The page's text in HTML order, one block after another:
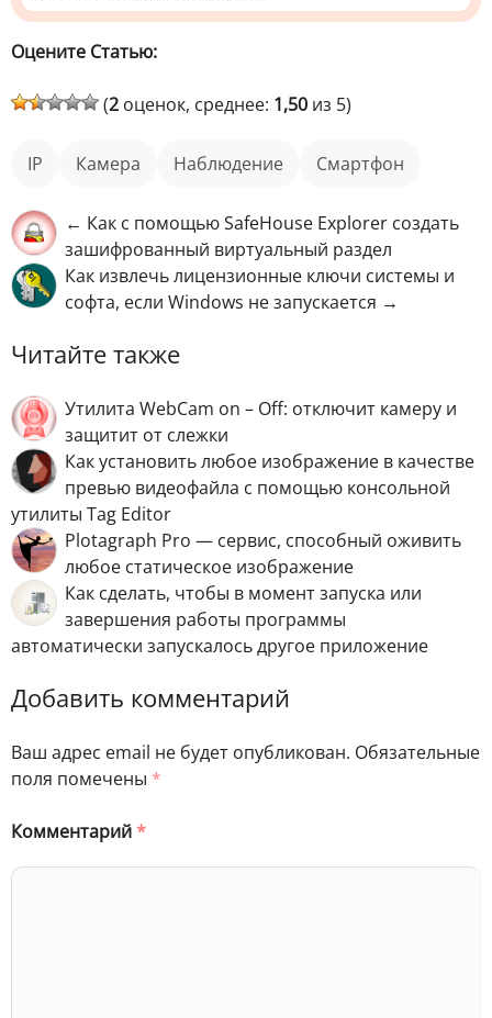
Оцените Статью:
(2 оценок, среднее: 1,50 из 5)
IP камера наблюдение смартфон
← Как с помощью SafeHouse Explorer создать
зашифрованный виртуальный раздел
Как извлечь лицензионные ключи системы и
софта, если Windows не запускается →
Читайте также
Утилита WebCam on – Off: отключит камеру и
защитит от слежки
Как установить любое изображение в качестве
превью видеофайла с помощью консольной
утилиты Tag Editor
Plotagraph Pro — сервис, способный оживить
любое статическое изображение
Как сделать, чтобы в момент запуска или
завершения работы программы
автоматически запускалось другое приложение
Добавить комментарий
Ваш адрес email не будет опубликован. Обязательные
поля помечены *
Комментарий*